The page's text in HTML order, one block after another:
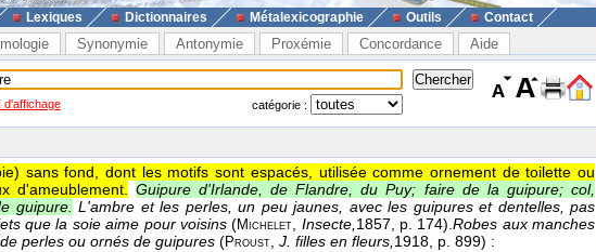
Lexiques Dictionnaires Métalexicographie Outils Contact
Synonymie Antonymie Proxémie Concordance Aide
d'affichage catégorie :
sans fond, dont les motifs sont espacés, utilisée comme ornement de toilette ou
d'ameublement. Guipure d'Irlande, de Flandre, du Puy; faire de la guipure; col,
guipure. L'ambre et les perles, un peu jaunes, avec les guipures et dentelles, pas
que la soie aime pour voisins(Michelet, Insecte,1857, p. 174).Robes aux manches
perles ou ornés de guipures (Proust, J. filles en fleurs,1918, p. 899) :